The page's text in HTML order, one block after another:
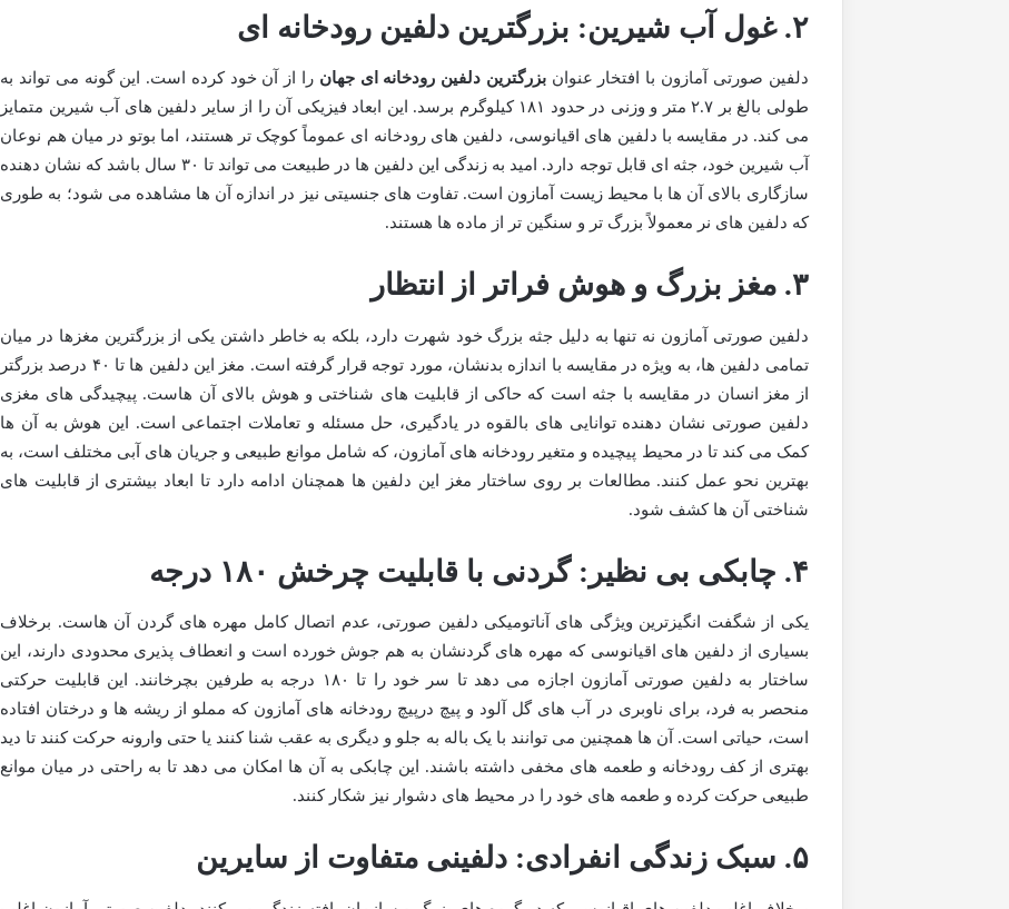
۲. غول آب شیرین: بزرگترین دلفین رودخانه ای
دلفین صورتی آمازون با افتخار عنوانبزرگترین دلفین رودخانه ای جهان را از آن خود کرده است. این گونه می تواند به
طولی بالغ بر ۲.۷ متر و وزنی در حدود ۱۸۱ کیلوگرم برسد. این ابعاد فیزیکی آن را از سایر دلفین های آب شیرین متمایز
می کند. در مقایسه با دلفین های اقیانوسی، دلفین های رودخانه ای عموماً کوچک تر هستند، اما بوتو در میان هم نوعان
آب شیرین خود، جثه ای قابل توجه دارد. امید به زندگی این دلفین ها در طبیعت می تواند تا ۳۰ سال باشد که نشان دهنده
سازگاری بالای آن ها با محیط زیست آمازون است. تفاوت های جنسیتی نیز در اندازه آن ها مشاهده می شود؛ به طوری
که دلفین های نر معمولاً بزرگ تر و سنگین تر از ماده ها هستند.
۳. مغز بزرگ و هوش فراتر از انتظار
دلفین صورتی آمازون نه تنها به دلیل جثه بزرگ خود شهرت دارد، بلکه به خاطر داشتن یکی از بزرگترین مغزها در میان
تمامی دلفین ها، به ویژه در مقایسه با اندازه بدنشان، مورد توجه قرار گرفته است. مغز این دلفین ها تا ۴۰ درصد بزرگتر
از مغز انسان در مقایسه با جثه است که حاکی از قابلیت های شناختی و هوش بالای آن هاست. پیچیدگی های مغزی
دلفین صورتی نشان دهنده توانایی های بالقوه در یادگیری، حل مسئله و تعاملات اجتماعی است. این هوش به آن ها
کمک می کند تا در محیط پیچیده و متغیر رودخانه های آمازون، که شامل موانع طبیعی و جریان های آبی مختلف است، به
بهترین نحو عمل کنند. مطالعات بر روی ساختار مغز این دلفین ها همچنان ادامه دارد تا ابعاد بیشتری از قابلیت های
شناختی آن ها کشف شود.
۴. چابکی بی نظیر: گردنی با قابلیت چرخش ۱۸۰ درجه
یکی از شگفت انگیزترین ویژگی های آناتومیکی دلفین صورتی، عدم اتصال کامل مهره های گردن آن هاست. برخلاف
بسیاری از دلفین های اقیانوسی که مهره های گردنشان به هم جوش خورده است و انعطاف پذیری محدودی دارند، این
ساختار به دلفین صورتی آمازون اجازه می دهد تا سر خود را تا ۱۸۰ درجه به طرفین بچرخانند. این قابلیت حرکتی
منحصر به فرد، برای ناوبری در آب های گل آلود و پیچ درپیچ رودخانه های آمازون که مملو از ریشه ها و درختان افتاده
است، حیاتی است. آن ها همچنین می توانند با یک باله به جلو و دیگری به عقب شنا کنند یا حتی وارونه حرکت کنند تا دید
بهتری از کف رودخانه و طعمه های مخفی داشته باشند. این چابکی به آن ها امکان می دهد تا به راحتی در میان موانع
طبیعی حرکت کرده و طعمه های خود را در محیط های دشوار نیز شکار کنند.
۵. سبک زندگی انفرادی: دلفینی متفاوت از سایرین